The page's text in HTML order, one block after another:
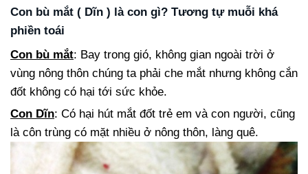
Con bù mắt ( Dĩn ) là con gì? Tương tự muỗi khá
phiền toái
Con bù mắt: Bay trong gió, không gian ngoài trời ở
vùng nông thôn chúng ta phải che mắt nhưng không cắn
đốt không có hại tới sức khỏe.
Con Dĩn: Có hại hút mắt đốt trẻ em và con người, cũng
là côn trùng có mặt nhiều ở nông thôn, làng quê.